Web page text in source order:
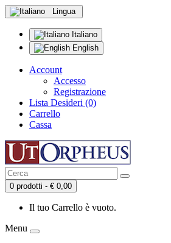
Lingua
Italiano
English
Account
Accesso
Registrazione
Lista Desideri (0)
Carrello
Cassa
0 prodotti - € 0,00
Il tuo Carrello è vuoto.
Menu